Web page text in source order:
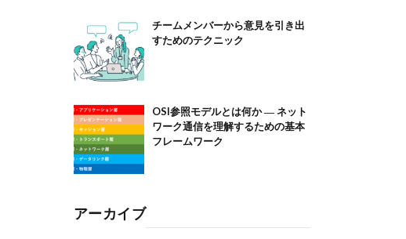
チームメンバーから意見を引き出
すためのテクニック
OSI参照モデルとは何か ― ネット
ワーク通信を理解するための基本
フレームワーク
アーカイブ